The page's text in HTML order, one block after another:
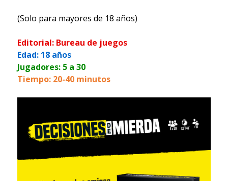
(Solo para mayores de 18 años)
Editorial: Bureau de juegos
Edad: 18 años
Jugadores: 5 a 30
Tiempo: 20-40 minutos